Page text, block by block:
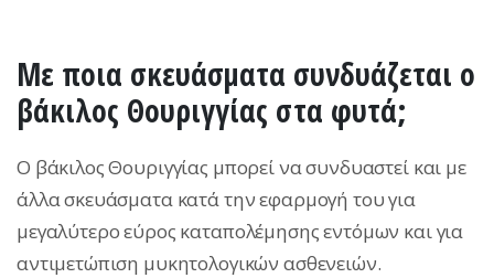
Με ποια σκευάσματα συνδυάζεται ο
βάκιλος Θουριγγίας στα φυτά;
Ο βάκιλος Θουριγγίας μπορεί να συνδυαστεί και με
άλλα σκευάσματα κατά την εφαρμογή του για
μεγαλύτερο εύρος καταπολέμησης εντόμων και για
αντιμετώπιση μυκητολογικών ασθενειών.